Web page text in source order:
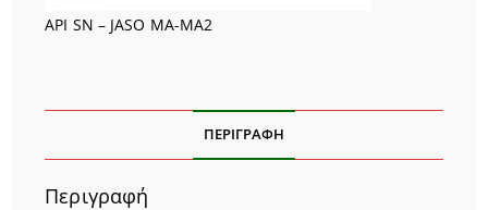
API SN – JASO MA-MA2
ΠΕΡΙΓΡΑΦΉ
Περιγραφή